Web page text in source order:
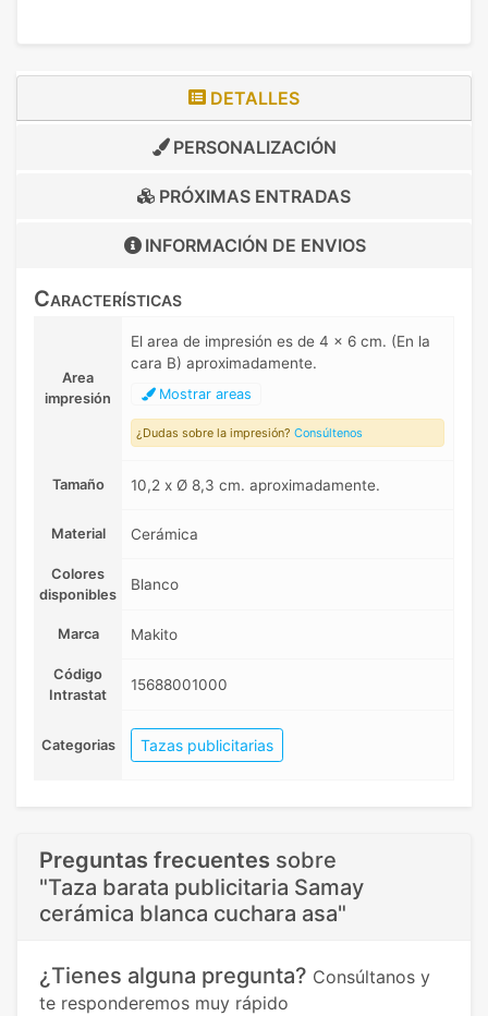
DETALLES
PERSONALIZACIÓN
PRÓXIMAS ENTRADAS
INFORMACIÓN DE ENVIOS
Características
Area
impresión
El area de impresión es de 4 x 6 cm. (En la
cara B) aproximadamente.
Mostrar areas
¿Dudas sobre la impresión? Consúltenos
Tamaño 10,2 x Ø 8,3 cm. aproximadamente.
Material Cerámica
Colores
disponibles
Blanco
Marca Makito
Código
Intrastat
15688001000
Categorias Tazas publicitarias
Preguntas frecuentes sobre
"Taza barata publicitaria Samay
cerámica blanca cuchara asa"
¿Tienes alguna pregunta? Consúltanos y
te responderemos muy rápido